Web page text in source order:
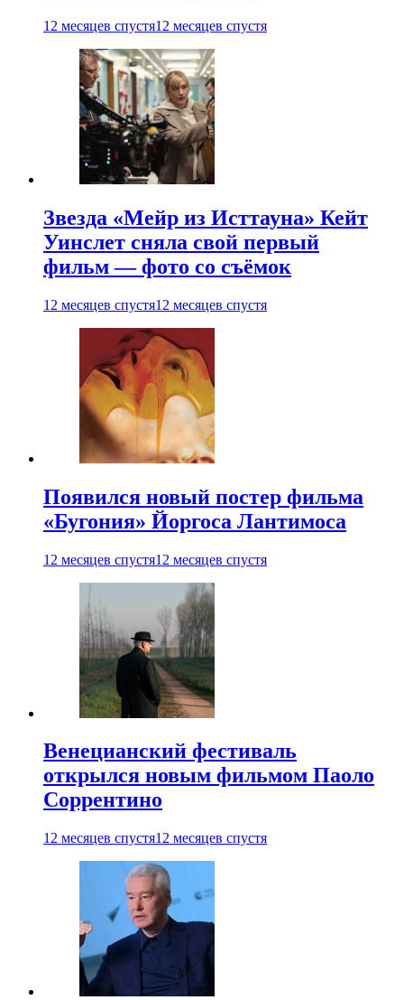
12 месяцев спустя12 месяцев спустя
Звезда «Мейр из Исттауна» Кейт
Уинслет сняла свой первый
фильм — фото со съёмок
12 месяцев спустя12 месяцев спустя
Появился новый постер фильма
«Бугония» Йоргоса Лантимоса
12 месяцев спустя12 месяцев спустя
Венецианский фестиваль
открылся новым фильмом Паоло
Соррентино
12 месяцев спустя12 месяцев спустя